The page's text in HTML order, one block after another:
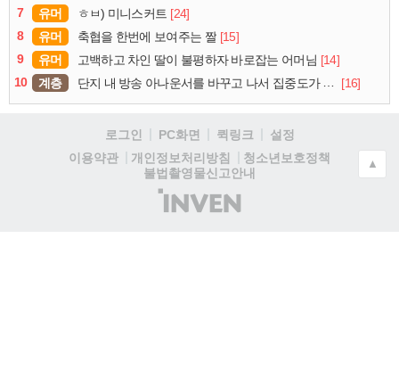
7
유머 ㅎㅂ) 미니스커트 [24]
8
유머 축협을 한번에 보여주는 짤 [15]
9
유머 고백하고 차인 딸이 불평하자 바로잡는 어머님 [14]
10
계층 단지 내 방송 아나운서를 바꾸고 나서 집중도가 확 올라갔다는 한 아파트의 안내방송 [16]
로그인 PC화면 퀵링크
설정
이용약관
개인정보처리방침
청소년보호정책
불법촬영물신고안내
(주)
인
▲